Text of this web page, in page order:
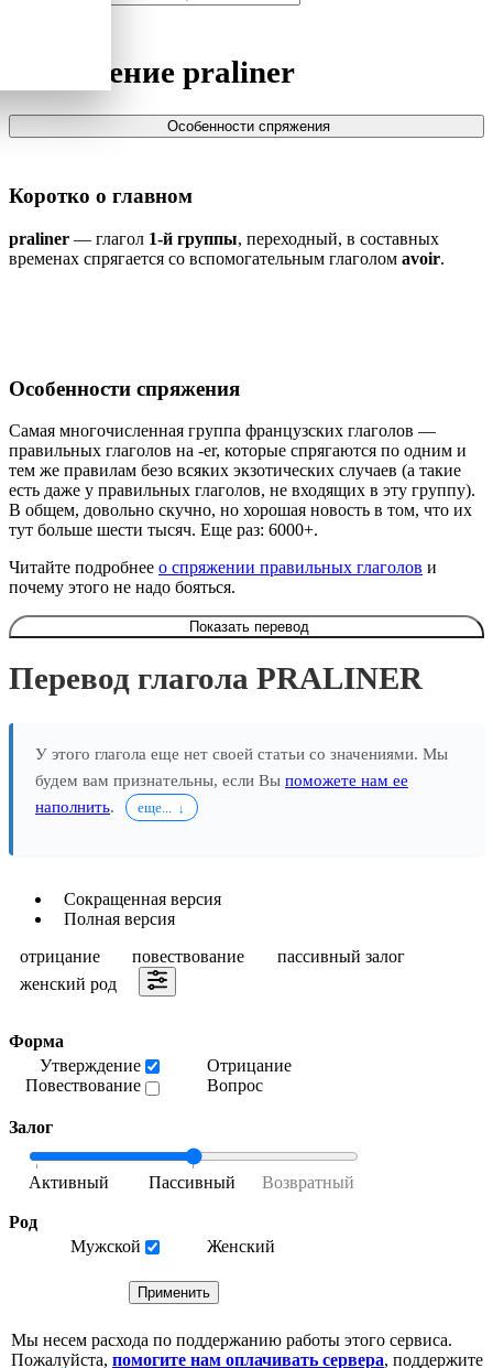
Спряжение praliner
Особенности спряжения
Коротко о главном
praliner — глагол 1-й группы, переходный, в составных
временах спрягается со вспомогательным глаголом avoir.
Особенности спряжения
Самая многочисленная группа французских глаголов —
правильных глаголов на -er, которые спрягаются по одним и
тем же правилам безо всяких экзотических случаев (а такие
есть даже у правильных глаголов, не входящих в эту группу).
В общем, довольно скучно, но хорошая новость в том, что их
тут больше шести тысяч. Еще раз: 6000+.
Читайте подробнее о спряжении правильных глаголов и
почему этого не надо бояться.
Показать перевод
Перевод глагола PRALINER
У этого глагола еще нет своей статьи со значениями. Мы
будем вам признательны, если Вы поможете нам ее
наполнить. еще...
Сокращенная версия
Полная версия
отрицание
повествование
пассивный залог
женский род
Форма
Утверждение
Повествование
Отрицание
Вопрос
Залог
Род
Мужской
Женский
Мы несем расхода по поддержанию работы этого сервиса.
Пожалуйста, помогите нам оплачивать сервера, поддержите